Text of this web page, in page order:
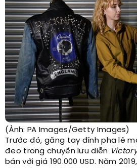
(Ảnh: PA Images/Getty Images)
Trước đó, găng tay đính pha lê
đeo trong chuyến lưu diễn Victory
bán với giá 190.000 USD. Năm